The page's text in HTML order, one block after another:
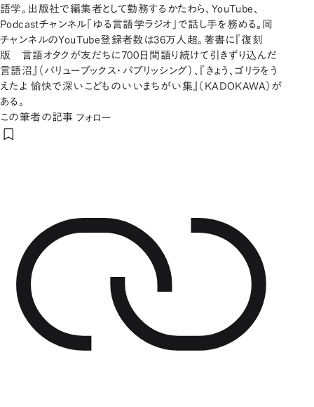
語学。出版社で編集者として勤務するかたわら、YouTube、
Podcastチャンネル「ゆる言語学ラジオ」で話し手を務める。同
チャンネルのYouTube登録者数は36万人超。著書に『復刻
版 言語オタクが友だちに700日間語り続けて引きずり込んだ
言語沼』（バリューブックス・パブリッシング）、『きょう、ゴリラをう
えたよ 愉快で深いこどものいいまちがい集』（KADOKAWA）が
ある。
この筆者の記事 フォロー